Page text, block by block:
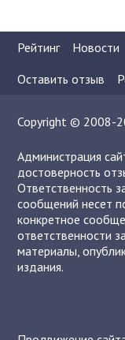
Рейтинг Новости
Оставить отзыв
Copyright © 2008-
Администрация
достоверность
Ответственность
сообщений несет
конкретное
ответственности
материалы,
издания.